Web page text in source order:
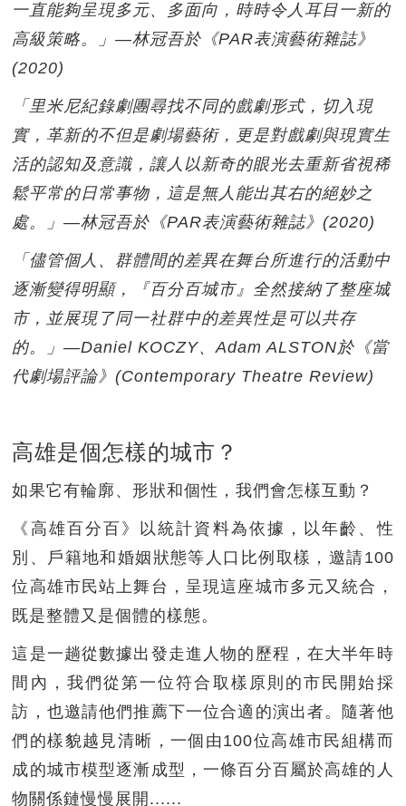
一直能夠呈現多元、多面向，時時令人耳目一新的
高級策略。」—林冠吾於《PAR表演藝術雜誌》
(2020)
「里米尼紀錄劇團尋找不同的戲劇形式，切入現
實，革新的不但是劇場藝術，更是對戲劇與現實生
活的認知及意識，讓人以新奇的眼光去重新省視稀
鬆平常的日常事物，這是無人能出其右的絕妙之
處。」—林冠吾於《PAR表演藝術雜誌》(2020)
「儘管個人、群體間的差異在舞台所進行的活動中
逐漸變得明顯，『百分百城市』全然接納了整座城
市，並展現了同一社群中的差異性是可以共存
的。」—Daniel KOCZY、Adam ALSTON於《當
代劇場評論》(Contemporary Theatre Review)
高雄是個怎樣的城市？
如果它有輪廓、形狀和個性，我們會怎樣互動？
《高雄百分百》以統計資料為依據，以年齡、性
別、戶籍地和婚姻狀態等人口比例取樣，邀請100
位高雄市民站上舞台，呈現這座城市多元又統合，
既是整體又是個體的樣態。
這是一趟從數據出發走進人物的歷程，在大半年時
間內，我們從第一位符合取樣原則的市民開始採
訪，也邀請他們推薦下一位合適的演出者。隨著他
們的樣貌越見清晰，一個由100位高雄市民組構而
成的城市模型逐漸成型，一條百分百屬於高雄的人
物關係鏈慢慢展開......